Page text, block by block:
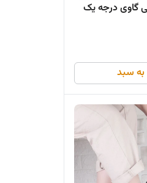
گاوی درجه یک
به سبد